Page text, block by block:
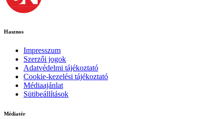
Hasznos
Impresszum
Szerzői jogok
Adatvédelmi tájékoztató
Cookie-kezelési tájékoztató
Médiaajánlat
Sütibeállítások
Médiatér